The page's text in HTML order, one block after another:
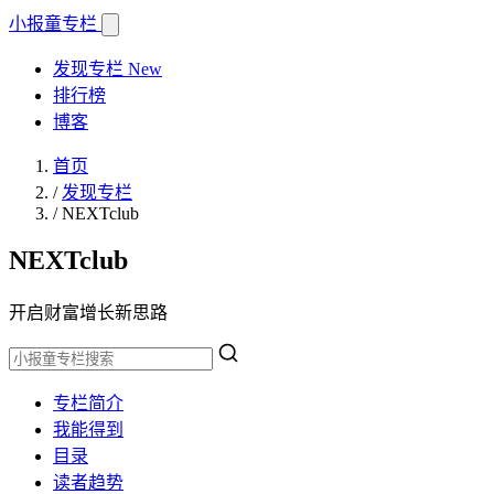
小报童专栏
发现专栏 New
排行榜
博客
首页
/ 发现专栏
/NEXTclub
NEXTclub
开启财富增长新思路
专栏简介
我能得到
目录
读者趋势